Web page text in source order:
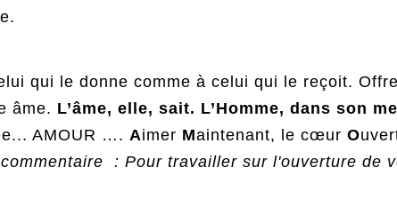
qui le donne comme à celui qui le reçoit.
âme. L’âme, elle, sait. L’Homme, dans son
AMOUR …. Aimer Maintenant, le cœur O
: Pour travailler sur l'ouverture de